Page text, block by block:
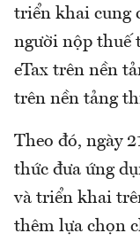
triển khai cung
người nộp thuế
eTax trên nền
trên nền tảng
Theo đó, ngày
thức đưa ứng
và triển khai
thêm lựa chọn